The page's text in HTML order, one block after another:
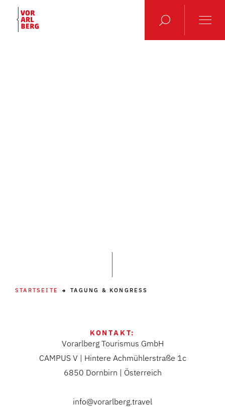
STARTSEITE TAGUNG & KONGRESS
KONTAKT:
Vorarlberg Tourismus GmbH
CAMPUS V | Hintere Achmühlerstraße 1c
6850 Dornbirn | Österreich
info@vorarlberg.travel